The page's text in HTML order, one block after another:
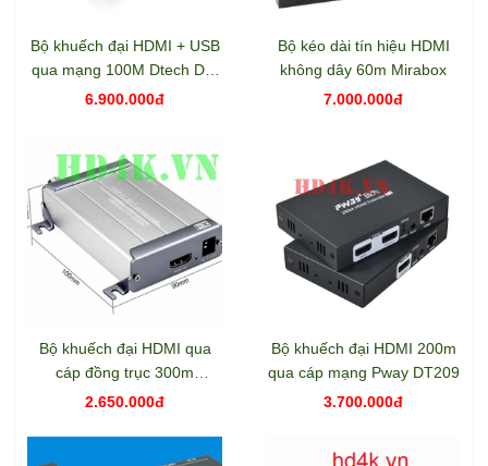
Bộ khuếch đại HDMI + USB
qua mạng 100M Dtech DT-
7051
6.900.000đ
Bộ kéo dài tín hiệu HDMI
không dây 60m Mirabox
7.000.000đ
Bộ khuếch đại HDMI qua
cáp đồng trục 300m
Mirabox HSV379
2.650.000đ
Bộ khuếch đại HDMI 200m
qua cáp mạng Pway DT209
3.700.000đ